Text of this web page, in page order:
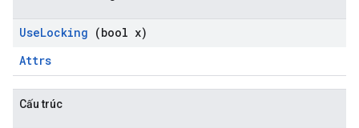
UseLocking (bool x)
Attrs
Cấu trúc